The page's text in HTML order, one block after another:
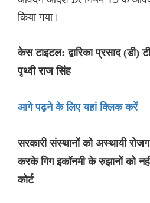
किया गया।
केस टाइटल: द्वारिका प्रसाद
पृथ्वी राज सिंह
आगे पढ़ने के लिए यहां क्लिक करें
सरकारी संस्थानों को अस्थायी
करके गिग इकॉनमी के रुझानों को
कोर्ट